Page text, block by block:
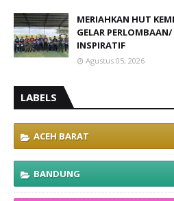
MERIAHKAN HUT
GELAR
INSPIRATIF
Agustus 05, 2026
LABELS
ACEH BARAT
BANDUNG